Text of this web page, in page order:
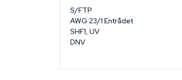
S/FTP
AWG 23/1 Entrådet
SHF1, UV
DNV